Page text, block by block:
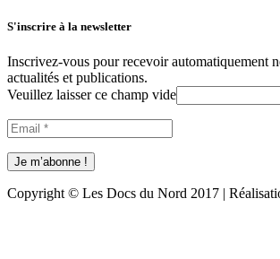
S'inscrire à la newsletter
Inscrivez-vous pour recevoir automatiquement
actualités et publications.
Veuillez laisser ce champ vide
Copyright © Les Docs du Nord 2017 |